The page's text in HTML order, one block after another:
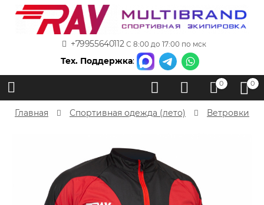
+79955640112 С 8:00 до 17:00 по мск
Тех. Поддержка:
0 0
Главная Спортивная одежда (лето) Ветровки